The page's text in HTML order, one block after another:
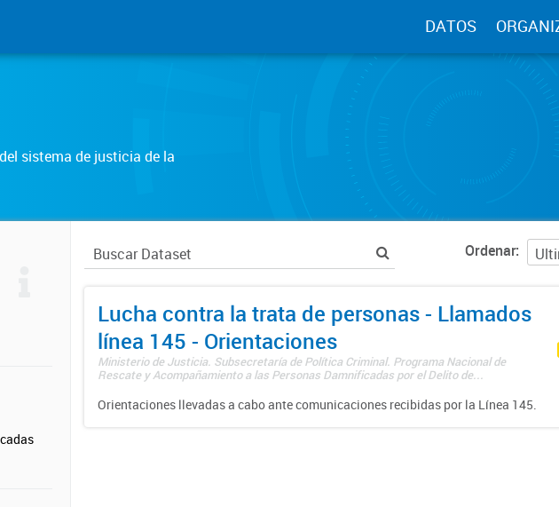
DATOS
sistema de justicia de la
Ordenar
Lucha contra la trata de personas - Llamados
línea 145 - Orientaciones
Ministerio de Justicia. Subsecretaría de Política Criminal. Programa Nacional de
Rescate y Acompañamiento a las Personas Damnificadas por el Delito de...
Orientaciones llevadas a cabo ante comunicaciones recibidas por la Línea 145.